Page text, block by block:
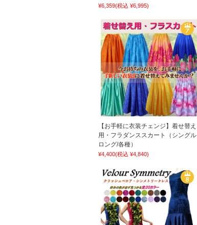
¥6,359(税込 ¥6,995)
【お手軽に衣装チェンジ】着せ替え
用・フラダンススカート（シングル
ロング/各種）
¥4,400(税込 ¥4,840)